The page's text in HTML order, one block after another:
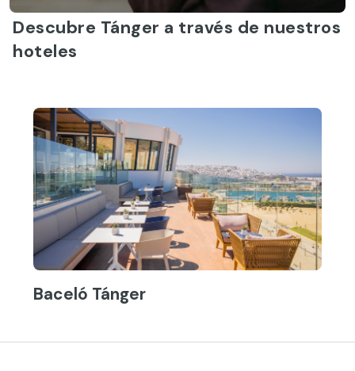
Descubre Tánger a través de nuestros
hoteles
Baceló Tánger